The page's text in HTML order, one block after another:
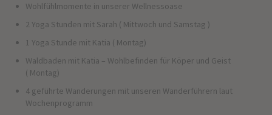
Wohlfühlmomente in unserer Wellnessoase
2 Yoga Stunden mit Sarah ( Mittwoch und Samstag )
1 Yoga Stunde mit Katia ( Montag)
Waldbaden mit Katia – Wohlbefinden für Köper und Geist
( Montag)
4 geführte Wanderungen mit unseren Wanderführern laut
Wochenprogramm